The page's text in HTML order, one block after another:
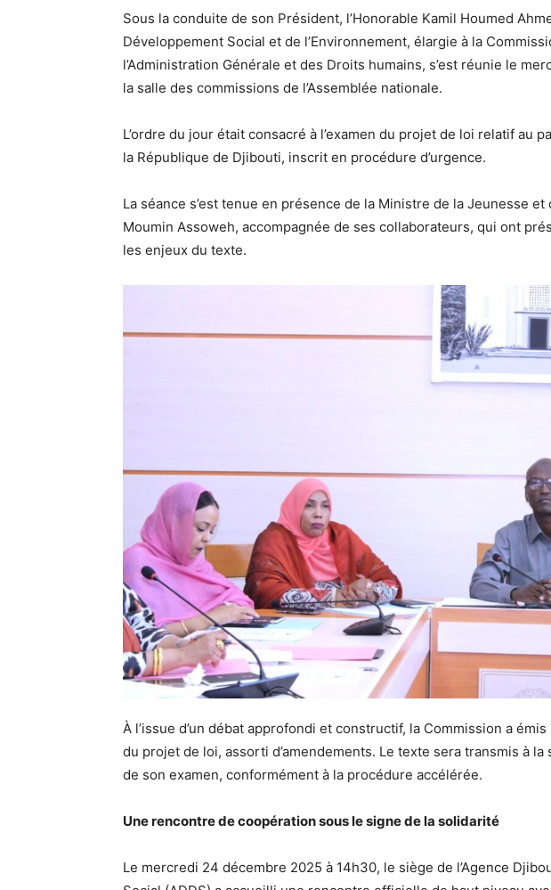
Sous la conduite de son Président, l’Honorable Kamil Houmed
Développement Social et de l’Environnement, élargie à la
l’Administration Générale et des Droits humains, s’est réunie le
la salle des commissions de l’Assemblée nationale.
L’ordre du jour était consacré à l’examen du projet de loi relatif au
la République de Djibouti, inscrit en procédure d’urgence.
La séance s’est tenue en présence de la Ministre de la Jeunesse
Moumin Assoweh, accompagnée de ses collaborateurs, qui ont
les enjeux du texte.
À l’issue d’un débat approfondi et constructif, la Commission a
du projet de loi, assorti d’amendements. Le texte sera transmis à
de son examen, conformément à la procédure accélérée.
Une rencontre de coopération sous le signe de la solidarité
Le mercredi 24 décembre 2025 à 14h30, le siège de l’Agence